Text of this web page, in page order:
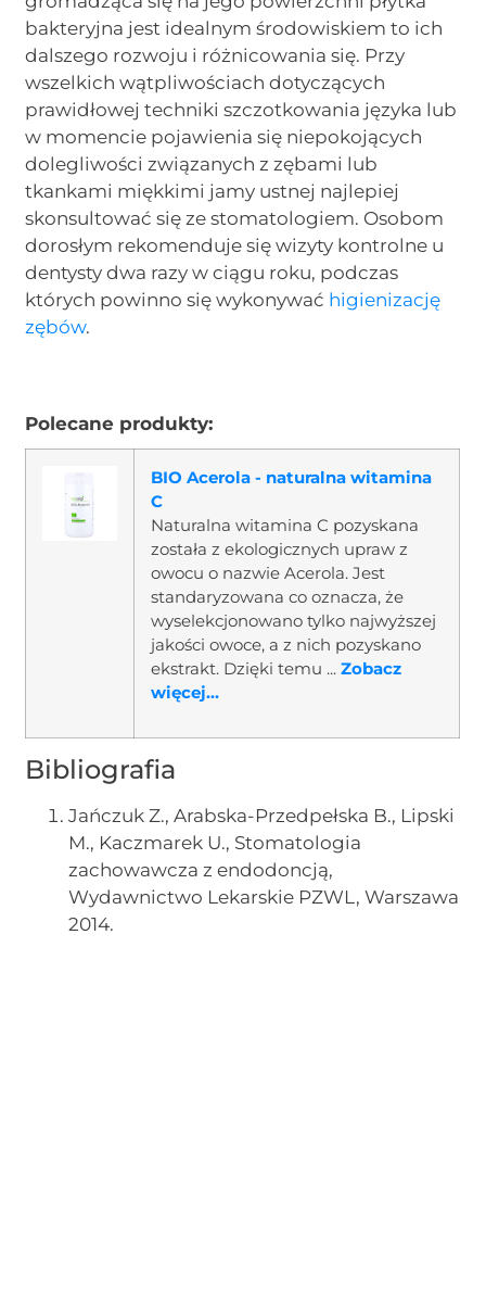
bakteryjna jest idealnym środowiskiem to ich
dalszego rozwoju i różnicowania się. Przy
wszelkich wątpliwościach dotyczących
prawidłowej techniki szczotkowania języka lub
w momencie pojawienia się niepokojących
dolegliwości związanych z zębami lub
tkankami miękkimi jamy ustnej najlepiej
skonsultować się ze stomatologiem. Osobom
dorosłym rekomenduje się wizyty kontrolne u
dentysty dwa razy w ciągu roku, podczas
których powinno się wykonywać higienizację
zębów.
Polecane produkty:
BIO Acerola - naturalna witamina
C
Naturalna witamina C pozyskana
została z ekologicznych upraw z
owocu o nazwie Acerola. Jest
standaryzowana co oznacza, że
wyselekcjonowano tylko najwyższej
jakości owoce, a z nich pozyskano
ekstrakt. Dzięki temu ...Zobacz
więcej...
Bibliografia
Jańczuk Z., Arabska-Przedpełska B., Lipski
M., Kaczmarek U., Stomatologia
zachowawcza z endodoncją,
Wydawnictwo Lekarskie PZWL, Warszawa
2014.